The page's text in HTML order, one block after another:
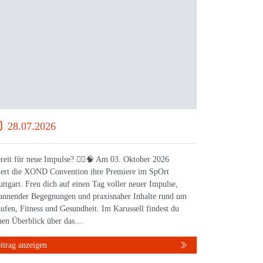
28.07.2026
für neue Impulse? 🏃‍♀️🧠 Am 03. Oktober 2026
die XOND Convention ihre Premiere im SpOrt
Freu dich auf einen Tag voller neuer Impulse,
Begegnungen und praxisnaher Inhalte rund um
Fitness und Gesundheit. Im Karussell findest du
Überblick über das…
anzeigen